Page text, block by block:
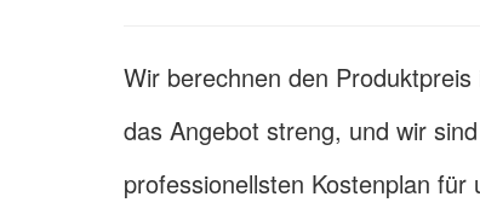
Wir berechnen den
das Angebot streng, und wir
professionellsten Kostenplan für